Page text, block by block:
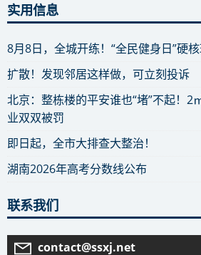
实用信息
8月8日，全城开练！“全民健身日”硬
扩散！发现邻居这样做，可立刻投诉
北京：整栋楼的平安谁也“堵”不起！2
业双双被罚
即日起，全市大排查大整治！
湖南2026年高考分数线公布
联系我们
contact@ssxj.net